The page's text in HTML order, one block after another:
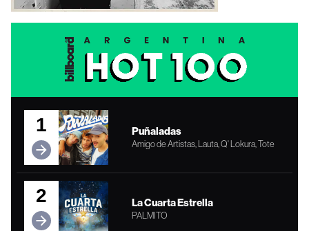
1 Puñaladas
Amigo de Artistas, Lauta, Q' Lokura, Tote
2 La Cuarta Estrella
PALMITO